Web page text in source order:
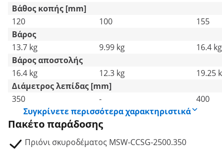
Βάθος κοπής [mm]
120
100
155
Βάρος
13.7 kg
9.99 kg
16.4 kg
Βάρος αποστολής
16.4 kg
12.3 kg
19.25
Διάμετρος λεπίδας [mm]
350
-
400
Συγκρίνετε περισσότερα χαρακτηριστικά
Πακέτο παράδοσης
Πριόνι σκυροδέματος MSW-CCSG-2500.350